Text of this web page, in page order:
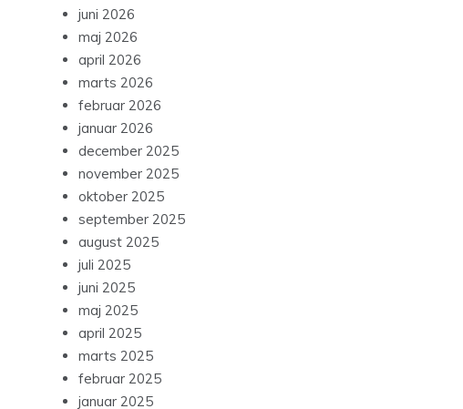
juni 2026
maj 2026
april 2026
marts 2026
februar 2026
januar 2026
december 2025
november 2025
oktober 2025
september 2025
august 2025
juli 2025
juni 2025
maj 2025
april 2025
marts 2025
februar 2025
januar 2025